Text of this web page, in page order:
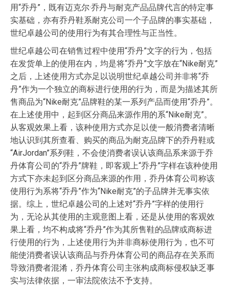
用“乔丹”，既有迈克尔·乔丹与耐克产品品牌代言的特定事
实基础，亦有乔丹鞋系耐克公司一个子品牌的事实基础，
世纪卓越公司的使用行为有其合理性与正当性。
世纪卓越公司在销售过程中使用“乔丹”文字的行为，包括
在发货单上的使用在内，均是将“乔丹”文字放在“Nike耐克”
之后，上述使用方式亦足以说明世纪卓越公司并非将“乔
丹”作为一个独立的商标进行使用的行为，而是为描述其所
售商品为“Nike耐克”品牌鞋的某一系列产品而使用“乔丹”。
在上述使用中，起到区分商品来源作用的系“Nike耐克”。
从客观效果上看，该种使用方式亦足以使一般消费者清晰
地认识到其所查看、购买的商品为耐克品牌下的乔丹鞋或
“AirJordan”系列鞋，不会使消费者误认该商品系来源于乔
丹体育公司的“乔丹”牌鞋，即客观上“乔丹”字样在该种使用
方式下亦未起到区分商品来源的作用，乔丹体育公司称该
使用行为系将“乔丹”作为“Nike耐克”的子品牌并无事实依
据。综上，世纪卓越公司的上述对“乔丹”字样的使用行
为，无论从其使用的主观意图上看，还是从使用的客观效
果上看，均不构成将“乔丹”作为其所售鞋的品牌或商标进
行使用的行为，上述使用行为并非商标使用行为，也不可
能使消费者误认该商品与乔丹体育公司的商品存在关系而
导致消费者混淆，乔丹体育公司主张构成商标侵权缺乏事
实与法律依据，一审法院依法不予支持。